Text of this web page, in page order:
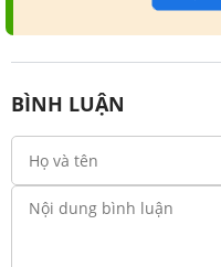
BÌNH LUẬN